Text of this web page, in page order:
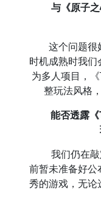
与《原子
这个问题很
时机成熟时我
为多人项目，
整玩法风格
能否透露
我们仍在
前暂未准备好
秀的游戏，无